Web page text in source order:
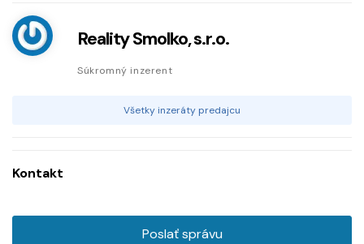
Reality Smolko, s.r.o.
Súkromný inzerent
Všetky inzeráty predajcu
Kontakt
Poslať správu